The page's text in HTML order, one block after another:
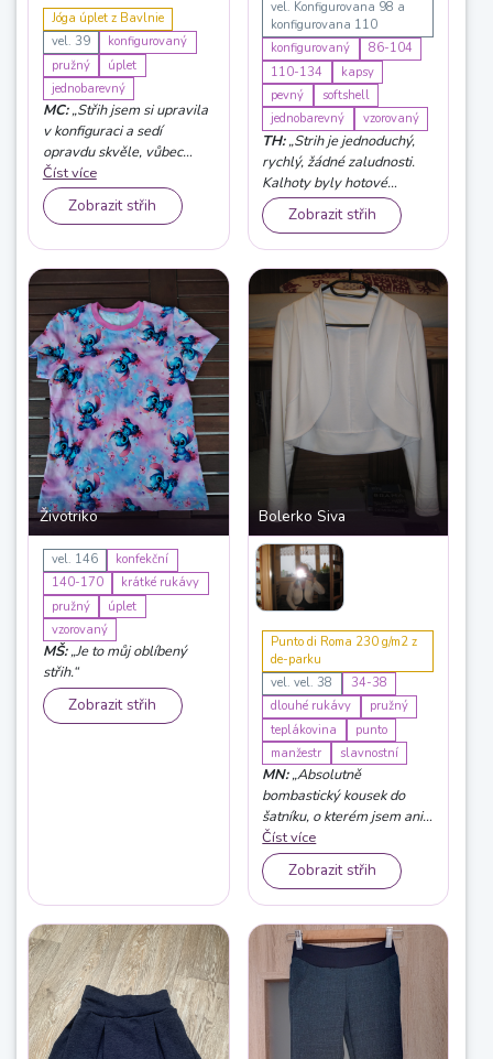
Jóga úplet z Bavlnie
vel. 39
konfigurovaný
pružný
úplet
jednobarevný
MC:„Střih jsem si upravila
v konfiguraci a sedí
opravdu skvěle, vůbec
nesjíždí z pasu jak většina
legín, sila jsem z
pevnějšího jógového úplet
dobře se nosí. Určitě
nezůstanu u jediných.“
Číst více
Zobrazit střih
vel. Konfigurovana 98 a
konfigurovana 110
konfigurovaný
86-104
110-134
kapsy
pevný
softshell
jednobarevný
vzorovaný
TH:„Strih je jednoduchý,
rychlý, žádné zaludnosti.
Kalhoty byly hotové
rychle, nejdéle trvá našít
náplet. Detem dobre sedi.“
Zobrazit střih
Životriko
vel. 146
konfekční
140-170
krátké rukávy
pružný
úplet
vzorovaný
MŠ:„Je to můj oblíbený
střih.“
Zobrazit střih
Bolerko Siva
Punto di Roma 230 g/m2 z
de-parku
vel. vel. 38
34-38
dlouhé rukávy
pružný
teplákovina
punto
manžestr
slavnostní
MN:„Absolutně
bombastický kousek do
šatníku, o kterém jsem ani
nevěděla, dokud jsem ho
neušila... S perfektním
návodem se skvěle šilo,
střih je promyšlený a
hodně propracovaný. Ale
práce (i žehlení) bylo
celkem dost. Výsledek
však za to stojí. Rozhodně
doporučuji. Už přemýšlím,
jaké bolerko bude další,
aby se šiklo. Děkuji!“
Číst více
Zobrazit střih